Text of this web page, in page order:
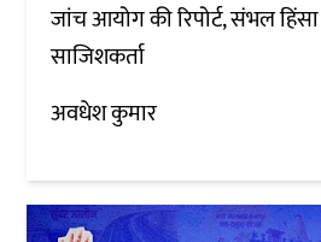
जांच आयोग की रिपोर्ट, संभल
साजिशकर्ता
अवधेश कुमार